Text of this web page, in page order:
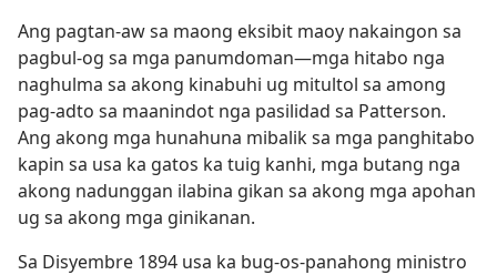
Ang pagtan-aw sa maong eksibit maoy nakaingon sa
pagbul-og sa mga panumdoman—mga hitabo nga
naghulma sa akong kinabuhi ug mitultol sa among
pag-adto sa maanindot nga pasilidad sa Patterson.
Ang akong mga hunahuna mibalik sa mga panghitabo
kapin sa usa ka gatos ka tuig kanhi, mga butang nga
akong nadunggan ilabina gikan sa akong mga apohan
ug sa akong mga ginikanan.
Sa Disyembre 1894 usa ka bug-os-panahong ministro